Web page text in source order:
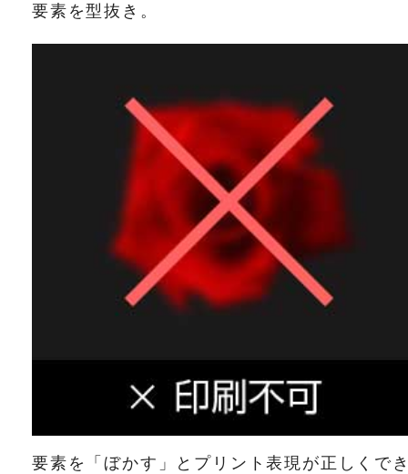
要素を型抜き。
要素を「ぼかす」とプリント表現が正しくで